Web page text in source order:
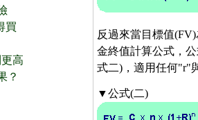
買
高
？
反過來當目標值
金終值計算公式，
式二)，適用任何"r"
▼公式(二)